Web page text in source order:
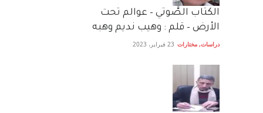
الكتاب الصَّوتي – عوالم تحت
الأرض – قلم : وهيب نديم وهبه
دراسات, مختارات 23 فبراير، 2023